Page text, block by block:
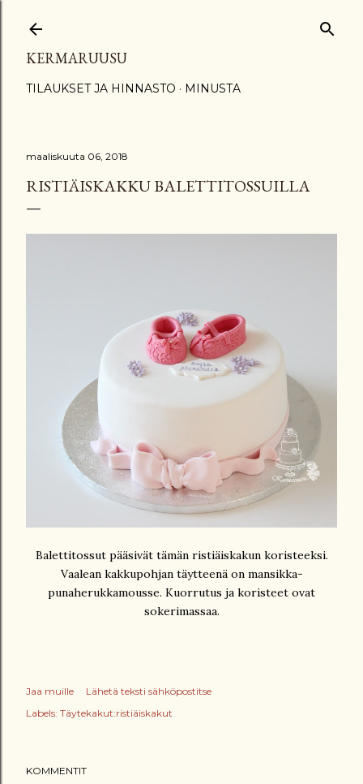
KERMARUUSU
TILAUKSET JA HINNASTO MINUSTA
maaliskuuta 06, 2018
RISTIÄISKAKKU BALETTITOSSUILLA
Balettitossut pääsivät tämän ristiäiskakun koristeeksi.
Vaalean kakkupohjan täytteenä on mansikka-
punaherukkamousse. Kuorrutus ja koristeet ovat
sokerimassaa.
Jaa muille
Lähetä teksti sähköpostitse
Labels: Täytekakut:ristiäiskakut
KOMMENTIT